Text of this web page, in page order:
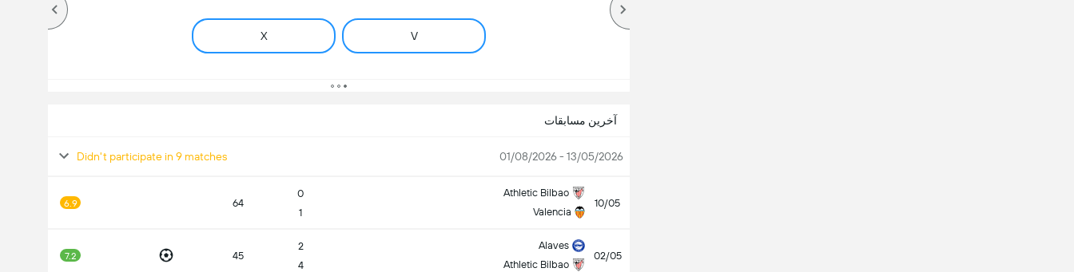
V
X
آخرین مسابقات
13/05/2026 - 01/08/2026
Didn't participate in 9 matches
10/05
Athletic Bilbao
Valencia
0
1
64
6.9
02/05
Alaves
Athletic Bilbao
2
4
45
7.2